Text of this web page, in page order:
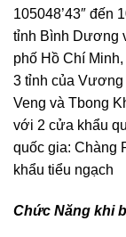
105048’43″ đến
tỉnh Bình Dương
phố Hồ Chí
3 tỉnh của Vương
Veng và Tbong
với 2 cửa khẩu
quốc gia: Chàng
khẩu tiểu ngạch
Chức Năng khi